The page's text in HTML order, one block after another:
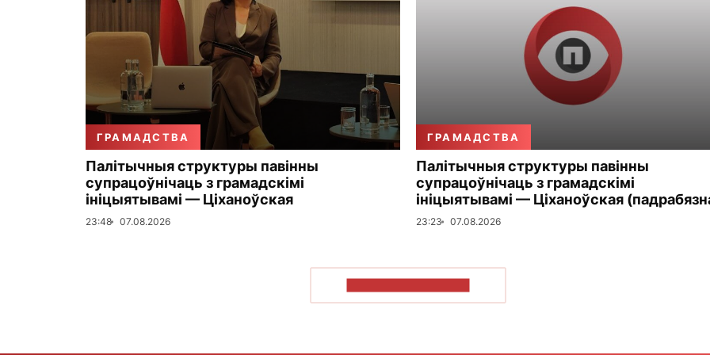
ГРАМАДСТВА
Палітычныя структуры павінны
супрацоўнічаць з грамадскімі
ініцыятывамі — Ціханоўская
23:48 07.08.2026
ГРАМАДСТВА
Палітычныя структуры павінны
супрацоўнічаць з грамадскімі
ініцыятывамі — Ціханоўская
23:23 07.08.2026